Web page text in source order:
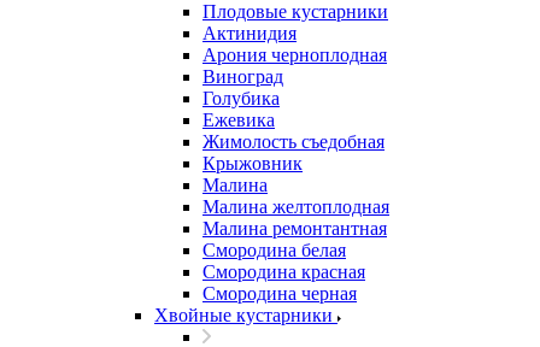
Плодовые кустарники
Актинидия
Арония черноплодная
Виноград
Голубика
Ежевика
Жимолость съедобная
Крыжовник
Малина
Малина желтоплодная
Малина ремонтантная
Смородина белая
Смородина красная
Смородина черная
Хвойные кустарники